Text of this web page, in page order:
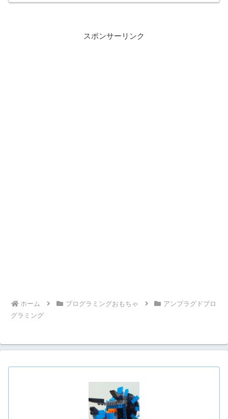
スポンサーリンク
ホーム プログラミングおもちゃ
アンプラグドプロ
グラミング